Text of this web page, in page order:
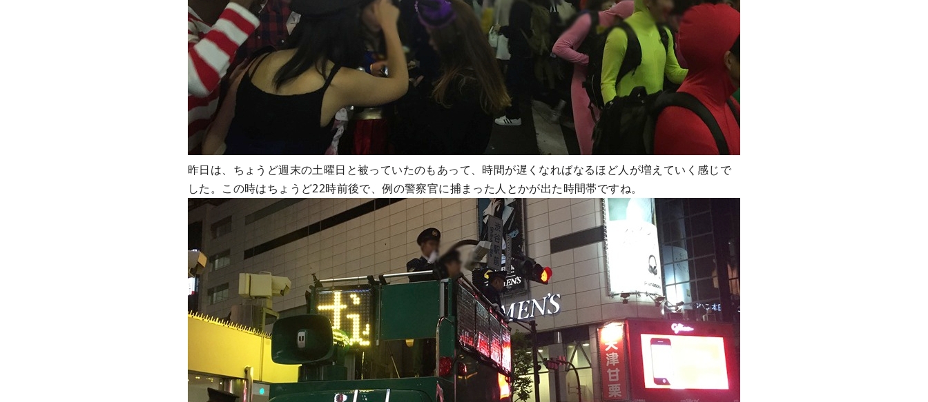
昨日は、ちょうど週末の土曜日と被っていたのもあって、時間が遅くなればなるほど人が増えていく感じで
した。この時はちょうど22時前後で、例の警察官に捕まった人とかが出た時間帯ですね。